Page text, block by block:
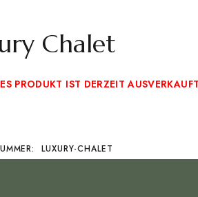
Chalet
PRODUKT IST DERZEIT
LUXURY-CHALET